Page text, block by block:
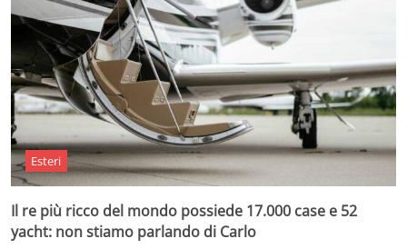
Esteri
Il re più ricco del mondo possiede 17.000 case e 52
yacht: non stiamo parlando di Carlo